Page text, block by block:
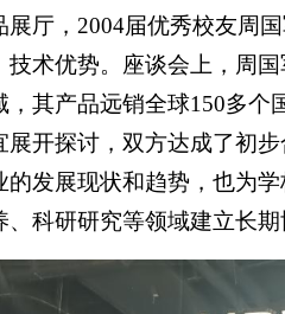
厅，2004届优秀校友周
术优势。座谈会上，周
，其产品远销全球150多
开探讨，双方达成了初
发展现状和趋势，也为
科研研究等领域建立长期